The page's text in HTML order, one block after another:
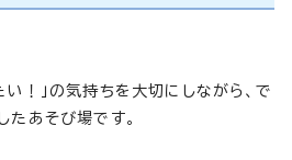
！」の気持ちを大切にしながら、で
たあそび場です。